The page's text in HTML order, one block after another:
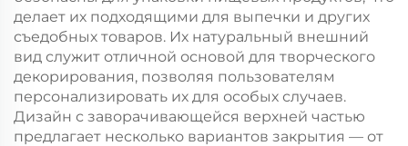
делает их подходящими для выпечки и других
съедобных товаров. Их натуральный внешний
вид служит отличной основой для творческого
декорирования, позволяя пользователям
персонализировать их для особых случаев.
Дизайн с заворачивающейся верхней частью
предлагает несколько вариантов закрытия — от